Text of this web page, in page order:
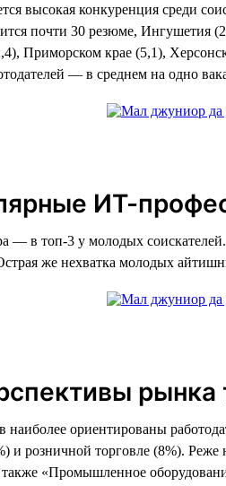
высокая конкуренция среди
почти 30 резюме, Ингушетия
Приморском крае (5,1),
— в среднем на одно
ИТ-
— в топ-3 у молодых соискателей.
же нехватка молодых
ориентированы
и розничной торговле (8%).
также «Промышленное